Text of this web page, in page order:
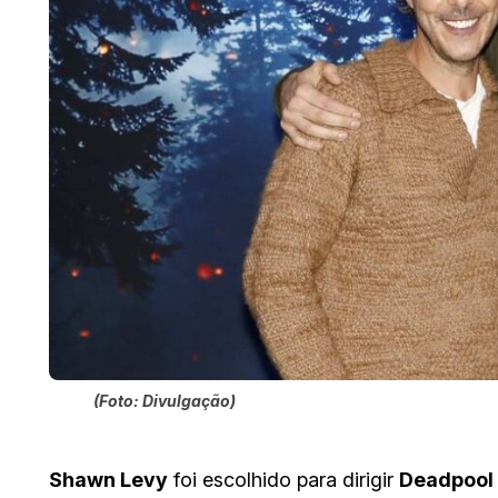
(Foto: Divulgação)
Shawn Levy foi escolhido para dirigir Deadpool